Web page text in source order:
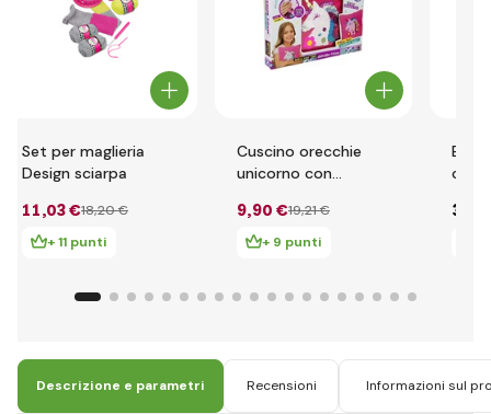
Set per maglieria
Design sciarpa
11,03 €18,20 €
+ 11 punti
Cuscino orecchie
unicorno con
cm
9,90 €19,21 €
+ 9 punti
che
3
Descrizione e parametri Recensioni Informazioni sul